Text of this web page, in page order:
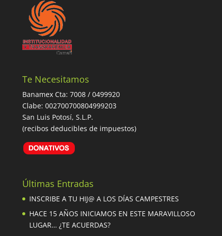
Te Necesitamos
Banamex Cta: 7008 / 0499920
Clabe: 002700700804999203
San Luis Potosí, S.L.P.
(recibos deducibles de impuestos)
Últimas Entradas
INSCRIBE A TU HIJ@ A LOS DÍAS CAMPESTRES
HACE 15 AÑOS INICIAMOS EN ESTE MARAVILLOSO
LUGAR… ¿TE ACUERDAS?